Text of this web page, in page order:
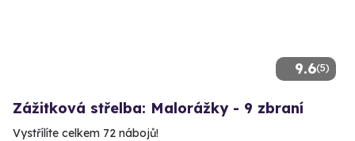
9.6(5)
Zážitková střelba: Malorážky - 9 zbraní
Vystřílíte celkem 72 nábojů!